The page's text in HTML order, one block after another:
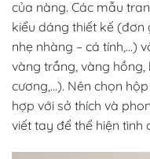
của nàng. Các mẫu
kiểu dáng thiết kế (đơn
nhẹ nhàng – cá tính,…)
vàng trắng, vàng hồng,
cương,…). Nên chọn
hợp với sở thích và
viết tay để thể hiện tình